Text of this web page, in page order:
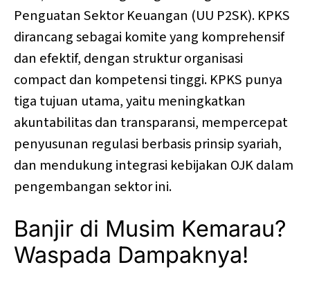
Penguatan Sektor Keuangan (UU P2SK). KPKS
dirancang sebagai komite yang komprehensif
dan efektif, dengan struktur organisasi
compact dan kompetensi tinggi. KPKS punya
tiga tujuan utama, yaitu meningkatkan
akuntabilitas dan transparansi, mempercepat
penyusunan regulasi berbasis prinsip syariah,
dan mendukung integrasi kebijakan OJK dalam
pengembangan sektor ini.
Banjir di Musim Kemarau?
Waspada Dampaknya!